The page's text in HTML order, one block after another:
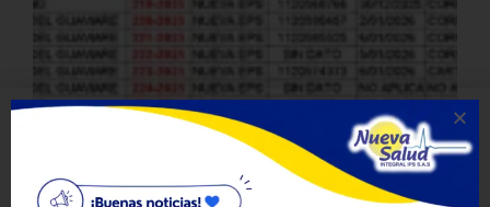
PQRSF Resueltas 2024